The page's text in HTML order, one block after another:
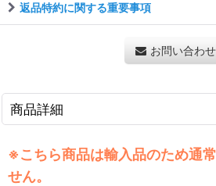
返品特約に関する重要事項
お問い合わせ
商品詳細
※こちら商品は輸入品のため通
せん。